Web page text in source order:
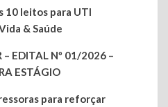
10 leitos para UTI
& Saúde
– EDITAL Nº 01/2026 –
ESTÁGIO
para reforçar